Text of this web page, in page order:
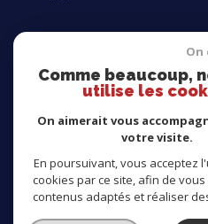
Avis
© 2026 | Tous droits
On
Comme beaucoup,
utilise les
On aimerait vous
votre visite.
En poursuivant, vous acceptez
cookies par ce site, afin de
contenus adaptés et réaliser